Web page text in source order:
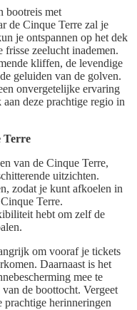
bootreis met
de Cinque Terre zal je
je ontspannen op het dek
frisse zeelucht inademen.
kliffen, de levendige
geluiden van de golven.
onvergetelijke ervaring
deze prachtige regio in
Terre
van de Cinque Terre,
uitzichten.
zodat je kunt afkoelen in
Terre.
hebt om zelf de
om vooraf je tickets
Daarnaast is het
mee te
de boottocht. Vergeet
prachtige herinneringen